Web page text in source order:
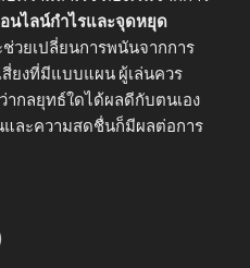
นไลน์กำไรและจุดหยุด
ช่วยเปลี่ยนการพนันจากการ
สี่ยงที่มีแบบแผน ผู้เล่นควร
ากลยุทธ์ใดได้ผลดีกับตนเอง
ละความสดชื่นก็มีผลต่อการ